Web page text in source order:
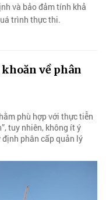
và bảo đảm tính khả
trình thực thi.
khoăn về phân
phù hợp với thực tiễn
tuy nhiên, không ít ý
phân cấp quản lý